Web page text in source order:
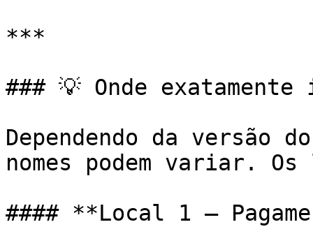
***
### 💡 Onde exatamente
Dependendo da versão
nomes podem variar.
#### **Local 1 —